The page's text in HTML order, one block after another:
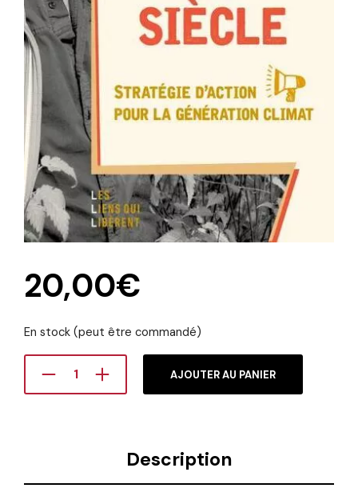
20,00€
En stock (peut être commandé)
AJOUTER AU PANIER
Description